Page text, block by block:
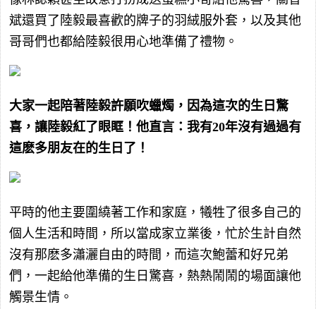
斌還買了陸毅最喜歡的牌子的羽絨服外套，以及其他
哥哥們也都給陸毅很用心地準備了禮物。
大家一起陪著陸毅許願吹蠟燭，因為這次的生日驚
喜，讓陸毅紅了眼眶！他直言：我有20年沒有過過有
這麽多朋友在的生日了！
平時的他主要圍繞著工作和家庭，犧牲了很多自己的
個人生活和時間，所以當成家立業後，忙於生計自然
沒有那麽多瀟灑自由的時間，而這次鮑蕾和好兄弟
們，一起給他準備的生日驚喜，熱熱鬧鬧的場面讓他
觸景生情。